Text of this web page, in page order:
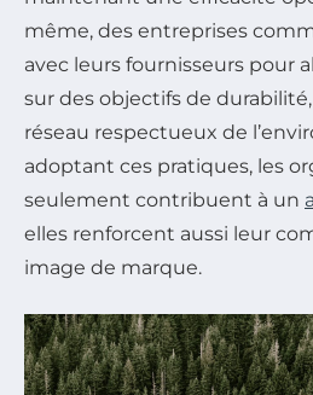
même, des entreprises
avec leurs fournisseurs pour
sur des objectifs de
réseau respectueux de
adoptant ces pratiques, les
seulement contribuent à un
elles renforcent aussi leur
image de marque.